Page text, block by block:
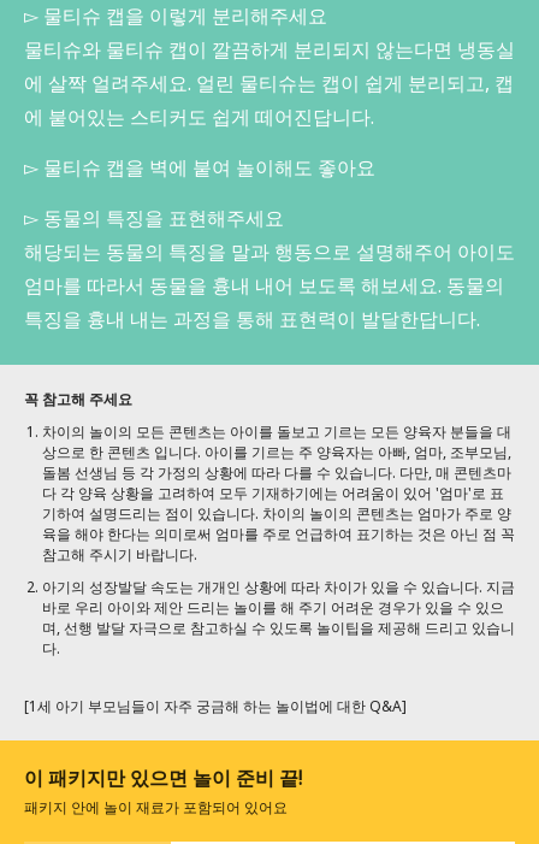
▻ 물티슈 캡을 이렇게 분리해주세요
물티슈와 물티슈 캡이 깔끔하게 분리되지 않는다면 냉동실
에 살짝 얼려주세요. 얼린 물티슈는 캡이 쉽게 분리되고, 캡
에 붙어있는 스티커도 쉽게 떼어진답니다.
▻ 물티슈 캡을 벽에 붙여 놀이해도 좋아요
▻ 동물의 특징을 표현해주세요
해당되는 동물의 특징을 말과 행동으로 설명해주어 아이도
엄마를 따라서 동물을 흉내 내어 보도록 해보세요. 동물의
특징을 흉내 내는 과정을 통해 표현력이 발달한답니다.
꼭 참고해 주세요
차이의 놀이의 모든 콘텐츠는 아이를 돌보고 기르는 모든 양육자 분들을 대
상으로 한 콘텐츠 입니다. 아이를 기르는 주 양육자는 아빠, 엄마, 조부모님,
돌봄 선생님 등 각 가정의 상황에 따라 다를 수 있습니다. 다만, 매 콘텐츠마
다 각 양육 상황을 고려하여 모두 기재하기에는 어려움이 있어 '엄마'로 표
기하여 설명드리는 점이 있습니다. 차이의 놀이의 콘텐츠는 엄마가 주로 양
육을 해야 한다는 의미로써 엄마를 주로 언급하여 표기하는 것은 아닌 점 꼭
참고해 주시기 바랍니다.
아기의 성장발달 속도는 개개인 상황에 따라 차이가 있을 수 있습니다. 지금
바로 우리 아이와 제안 드리는 놀이를 해 주기 어려운 경우가 있을 수 있으
며, 선행 발달 자극으로 참고하실 수 있도록 놀이팁을 제공해 드리고 있습니
다.
[1세 아기 부모님들이 자주 궁금해 하는 놀이법에 대한 Q&A]
이 패키지만 있으면 놀이 준비 끝!
패키지 안에 놀이 재료가 포함되어 있어요